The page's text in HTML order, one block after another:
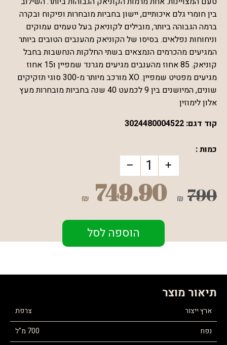
בין חומרי גלם איכותיים, יישון בחביות מובחרות ופיקוח ובקרה
ברמה הגבוהה ביותר, מובילים לקוניאק בעל טעמים עמוקים
וניחוחות נפלאים. בסיסו של הקוניאק מהענבים הטובים ביותר
המגיעים מהכרמים הנמצאים בשתי החלקות הנחשבות בחבל
קוניאק. 85 אחוז מהענבים מגיעים מגרנד שמפיין ו15 אחוז
מגיעים מפטיט שמפיין. XO מורכב מיותר מ-300 סוגי תזקיקים
שונים, המיושנים בין 9 לכמעט 40 שנה בחביות מובחרות מעץ
אלון לימוזין
קוד דגם: 3024480004522
כמות :
790
₪
749.90
₪
הוספה לסל
תיאור מוצר
ארץ ייצור
צרפת
נפח
700 מ"ל